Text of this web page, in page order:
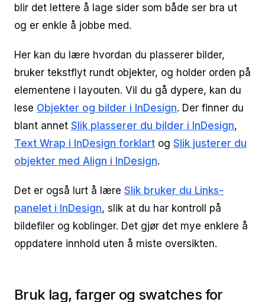
blir det lettere å lage sider som både ser bra ut
og er enkle å jobbe med.
Her kan du lære hvordan du plasserer bilder,
bruker tekstflyt rundt objekter, og holder orden på
elementene i layouten. Vil du gå dypere, kan du
lese Objekter og bilder i InDesign. Der finner du
blant annet Slik plasserer du bilder i InDesign,
Text Wrap i InDesign forklart og Slik justerer du
objekter med Align i InDesign.
Det er også lurt å lære Slik bruker du Links-
panelet i InDesign, slik at du har kontroll på
bildefiler og koblinger. Det gjør det mye enklere å
oppdatere innhold uten å miste oversikten.
Bruk lag, farger og swatches for